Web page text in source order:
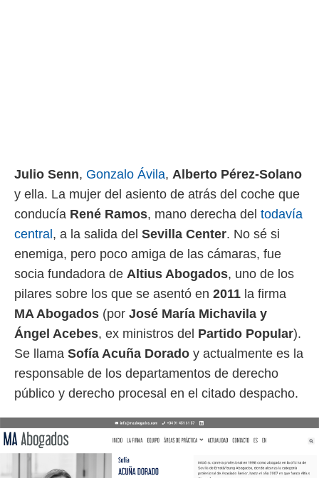
únicos
similares
como
este sitio
IP
posible
traten tus
en
interés
a lo que
Para
Julio Senn, Gonzalo Ávila, Alberto Pérez-Solano
y ella. La mujer del asiento de atrás del coche que
conducía René Ramos, mano derecha del todavía
central , a la salida del Sevilla Center. No sé si
enemiga, pero poco amiga de las cámaras, fue
socia fundadora de Altius Abogados, uno de los
pilares sobre los que se asentó en 2011 la firma
MA Abogados (por José María Michavila y
Ángel Acebes, ex ministros del Partido Popular).
Se llama Sofía Acuña Dorado y actualmente es la
responsable de los departamentos de derecho
público y derecho procesal en el citado despacho.